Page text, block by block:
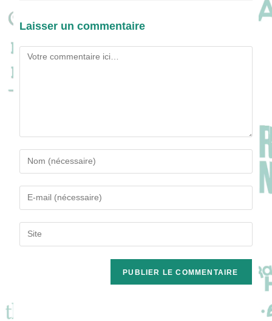
Laisser un commentaire
Comment
Enter
your
name
comment
Enter
your
email
address
Saisir
l’URL